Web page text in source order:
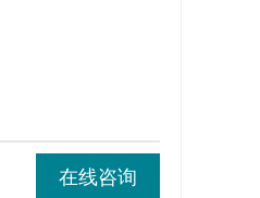
在线咨询